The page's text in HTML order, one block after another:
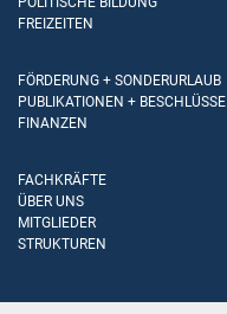
FREIZEITEN
FÖRDERUNG + SONDERURLAUB
PUBLIKATIONEN + BESCHLÜSSE
FINANZEN
FACHKRÄFTE
ÜBER UNS
MITGLIEDER
STRUKTUREN